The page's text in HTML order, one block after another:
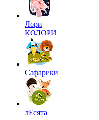
Лори
КОЛОРИ
Сафарики
лЕсята